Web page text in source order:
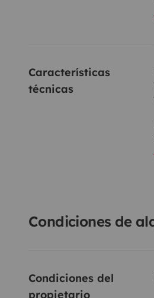
suplemento de 30,00€ en
¡Cualquier duda, estamos
Características
técnicas
Condiciones de
Condiciones del
propietario